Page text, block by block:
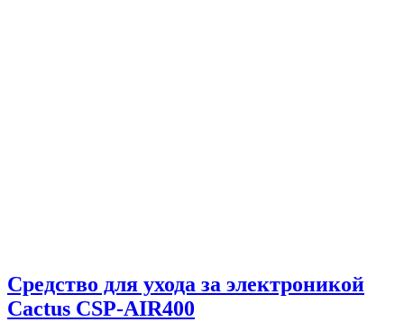
Средство для ухода за электроникой
Cactus CSP-AIR400